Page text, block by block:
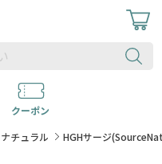
クーポン
チュラル HGHサージ